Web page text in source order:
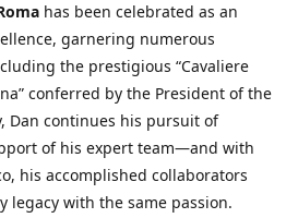
has been celebrated as an
garnering numerous
the prestigious “Cavaliere
conferred by the President of the
Dan continues his pursuit of
of his expert team—and with
his accomplished collaborators
legacy with the same passion.